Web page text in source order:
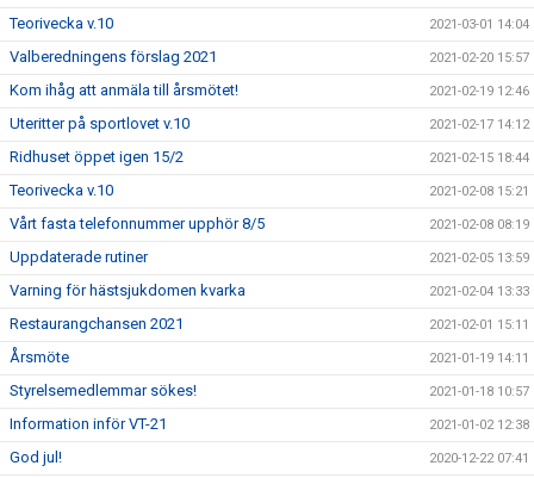
Teorivecka v.10 2021-03-01 14:04
Valberedningens förslag 2021 2021-02-20 15:57
Kom ihåg att anmäla till årsmötet! 2021-02-19 12:46
Uteritter på sportlovet v.10 2021-02-17 14:12
Ridhuset öppet igen 15/2 2021-02-15 18:44
Teorivecka v.10 2021-02-08 15:21
Vårt fasta telefonnummer upphör 8/5 2021-02-08 08:19
Uppdaterade rutiner 2021-02-05 13:59
Varning för hästsjukdomen kvarka 2021-02-04 13:33
Restaurangchansen 2021 2021-02-01 15:11
Årsmöte 2021-01-19 14:11
Styrelsemedlemmar sökes! 2021-01-18 10:57
Information inför VT-21 2021-01-02 12:38
God jul! 2020-12-22 07:41